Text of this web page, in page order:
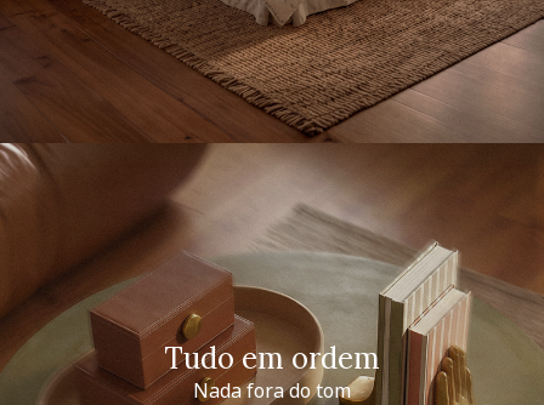
Tudo em ordem
Nada fora do tom